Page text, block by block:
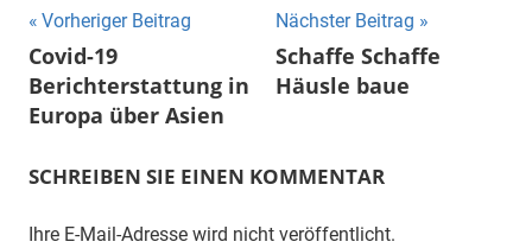
Beitragsnavigation
Vorheriger Beitrag
Covid-19
Berichterstattung in
Europa über Asien
Nächster Beitrag
Schaffe Schaffe
Häusle baue
SCHREIBEN SIE EINEN KOMMENTAR
Ihre E-Mail-Adresse wird nicht veröffentlicht.